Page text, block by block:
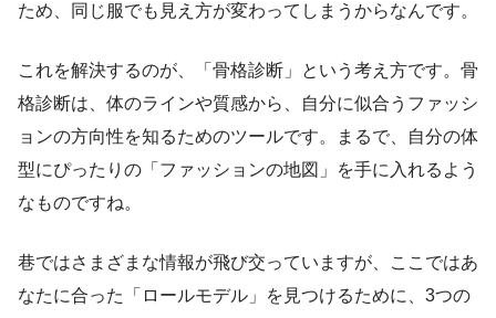
ため、同じ服でも見え方が変わってしまうからなんです。
これを解決するのが、「骨格診断」という考え方です。骨
格診断は、体のラインや質感から、自分に似合うファッシ
ョンの方向性を知るためのツールです。まるで、自分の体
型にぴったりの「ファッションの地図」を手に入れるよう
なものですね。
巷ではさまざまな情報が飛び交っていますが、ここではあ
なたに合った「ロールモデル」を見つけるために、3つの